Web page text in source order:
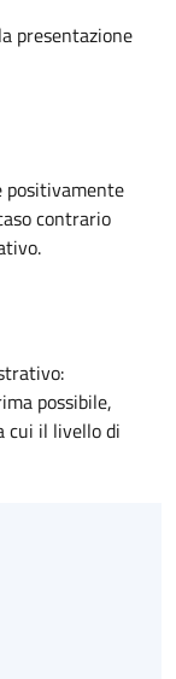
presentazione
positivamente
contrario
possibile,
cui il livello di